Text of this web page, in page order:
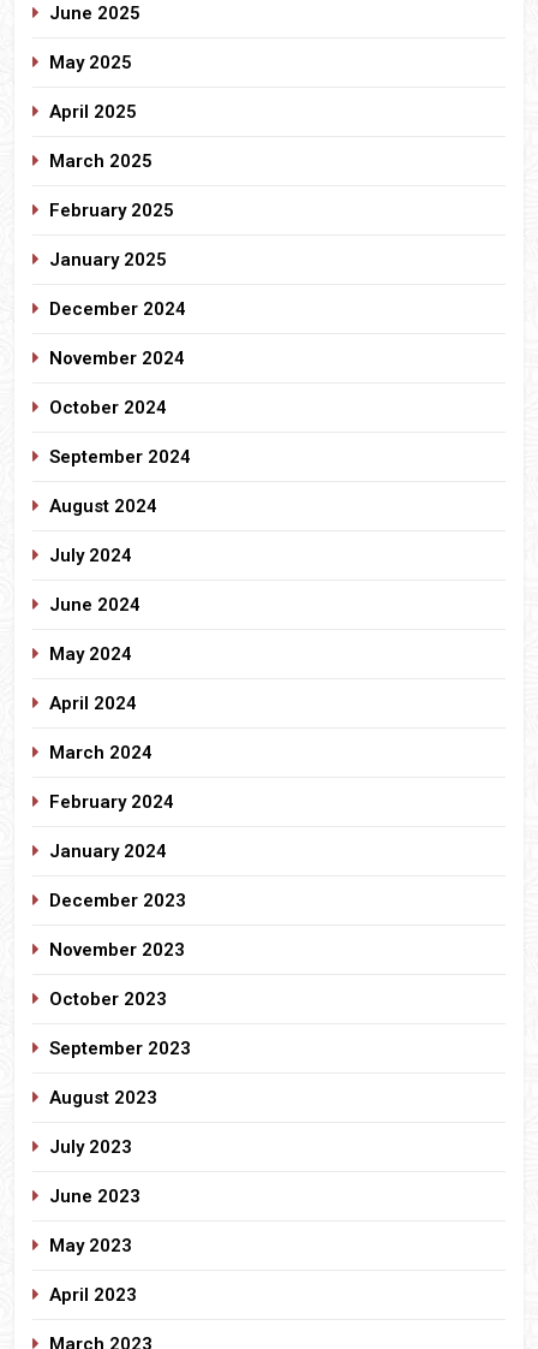
June 2025
May 2025
April 2025
March 2025
February 2025
January 2025
December 2024
November 2024
October 2024
September 2024
August 2024
July 2024
June 2024
May 2024
April 2024
March 2024
February 2024
January 2024
December 2023
November 2023
October 2023
September 2023
August 2023
July 2023
June 2023
May 2023
April 2023
March 2023